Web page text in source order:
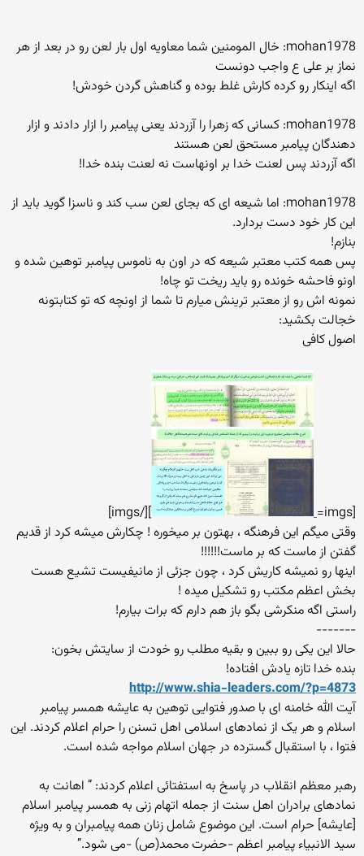
mohan1978: خال المومنین شما معاویه اول بار لعن رو در بعد از هر
نماز بر علی ع واجب دونست
اگه اینکار رو کرده کارش غلط بوده و گناهش گردن خودش!
mohan1978: کسانی که زهرا را آزردند یعنی پیامبر را ازار دادند و ازار
دهندگان پیامبر مستحق لعن هستند
اگه آزردند پس لعنت خدا بر اونهاست نه لعنت بنده خدا!
mohan1978: اما شیعه ای که بجای لعن سب کند و ناسزا گوید باید از
این کار خود دست بردارد.
بنازم!
پس همه کتب معتبر شیعه که در اون به ناموس پیامبر توهین شده و
اونو فاحشه خونده رو باید ریخت تو چاه!
نمونه اش رو از معتبر ترینش میارم تا شما از اونچه که تو کتابتونه
خجالت بکشید:
اصول کافی
[imgs=
][/imgs]
وقتی میگم این فرهنگه ، بهتون بر میخوره ! چکارش میشه کرد از قدیم
گفتن از ماست که بر ماست!!!!!!
اینها رو نمیشه کاریش کرد ، چون جزئی از مانیفیست تشیع هست
بخش اعظم مکتب رو تشکیل میده !
راستی اگه منکرشی بگو باز هم دارم که برات بیارم!
-------
حالا این یکی رو ببین و بقیه مطلب رو خودت از سایتش بخون:
بنده خدا تازه یادش افتاده!
http://www.shia-leaders.com/?p=4873
آیت الله خامنه ای با صدور فتوایی توهین به عایشه همسر پیامبر
اسلام و هر یک از نمادهای اسلامی اهل تسنن را حرام اعلام کردند. این
فتوا ، با استقبال گسترده در جهان اسلام مواجه شده است.
رهبر معظم انقلاب در پاسخ به استفتائی اعلام کردند: ” اهانت به
نمادهای برادران اهل سنت از جمله اتهام زنی به همسر پیامبر اسلام
[عایشه] حرام است. این موضوع شامل زنان همه پیامبران و به ویژه
سید الانبیاء پیامبر اعظم -حضرت محمد(ص) -می شود.”